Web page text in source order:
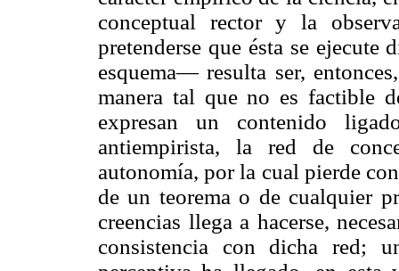
conceptual rector y la
pretenderse que ésta se ejecute
esquema— resulta ser,
manera tal que no es factible
expresan un contenido
antiempirista, la red de
autonomía, por la cual pierde
de un teorema o de cualquier
creencias llega a hacerse,
consistencia con dicha red;